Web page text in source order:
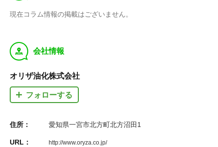
現在コラム情報の掲載はございません。
y 会社情報
オリザ油化株式会社
フォローする
住所： 愛知県一宮市北方町北方沼田1
URL： http://www.oryza.co.jp/